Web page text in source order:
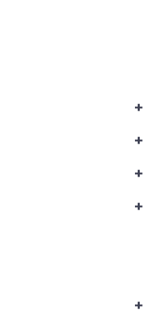
+
+
+
+
+